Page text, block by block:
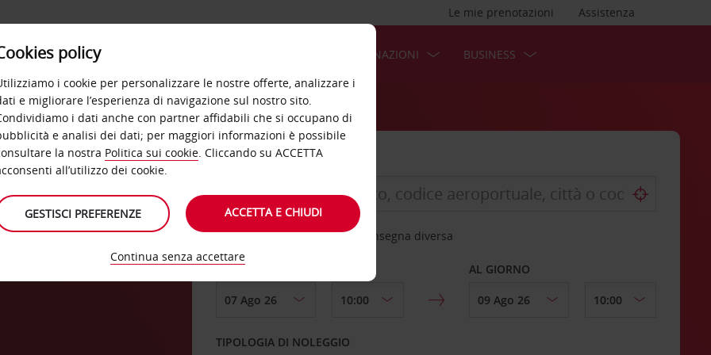
Assistenza
Le mie prenotazioni
OFFERTE DESTINAZIONI BUSINESS
Scegli una località di riconsegna diversa
DAL GIORNO AL GIORNO
TIPOLOGIA DI NOLEGGIO
policy
i cookie per personalizzare le nostre offerte, analizzare i
e migliorare l’esperienza di navigazione sul nostro sito.
i dati anche con partner affidabili che si occupano di
e analisi dei dati; per maggiori informazioni è possibile
la nostra Politica sui cookie. Cliccando su ACCETTA
all’utilizzo dei cookie.
GESTISCI PREFERENZE ACCETTA E CHIUDI
Continua senza accettare